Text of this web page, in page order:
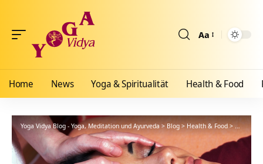
Aa
Home News Yoga & Spiritualität Health & Food
Yoga Vidya Blog - Yoga, Meditation und Ayurveda>Blog>Health & Food>Ayurveda